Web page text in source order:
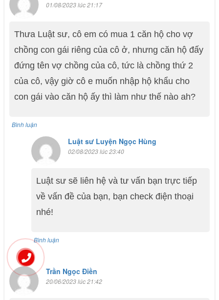
01/08/2023 lúc 21:17
Thưa Luật sư, cô em có mua 1 căn hộ cho vợ
chồng con gái riêng của cô ở, nhưng căn hộ đấy
đứng tên vợ chồng của cô, tức là chồng thứ 2
của cô, vậy giờ cô e muốn nhập hộ khẩu cho
con gái vào căn hộ ấy thì làm như thế nào ah?
Bình luận
Luật sư Luyện Ngọc Hùng
02/08/2023 lúc 23:40
Luật sư sẽ liên hệ và tư vấn bạn trực tiếp
về vấn đề của bạn, bạn check điện thoại
nhé!
Bình luận
Trần Ngọc Điền
20/06/2023 lúc 21:42